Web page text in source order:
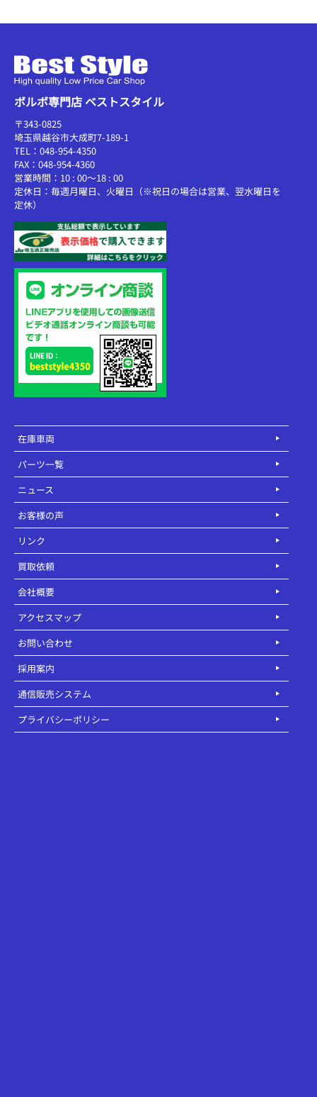
ボルボ専門店 ベストスタイル
〒343-0825
埼玉県越谷市大成町7-189-1
TEL：048-954-4350
FAX：048-954-4360
営業時間：10 : 00～18 : 00
定休日：毎週月曜日、火曜日（※祝日の場合は営業、翌水曜日を
定休）
在庫車両
パーツ一覧
ニュース
お客様の声
リンク
買取依頼
会社概要
アクセスマップ
お問い合わせ
採用案内
通信販売システム
プライバシーポリシー